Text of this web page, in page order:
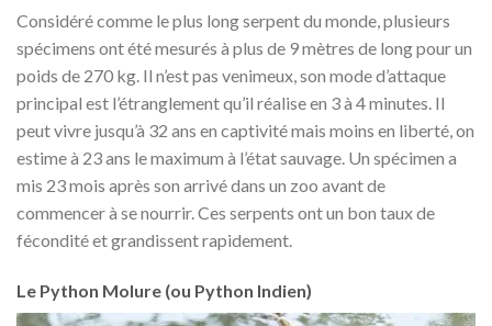
Considéré comme le plus long serpent du monde, plusieurs
spécimens ont été mesurés à plus de 9 mètres de long pour un
poids de 270 kg. Il n’est pas venimeux, son mode d’attaque
principal est l’étranglement qu’il réalise en 3 à 4 minutes. Il
peut vivre jusqu’à 32 ans en captivité mais moins en liberté, on
estime à 23 ans le maximum à l’état sauvage. Un spécimen a
mis 23 mois après son arrivé dans un zoo avant de
commencer à se nourrir. Ces serpents ont un bon taux de
fécondité et grandissent rapidement.
Le Python Molure (ou Python Indien)